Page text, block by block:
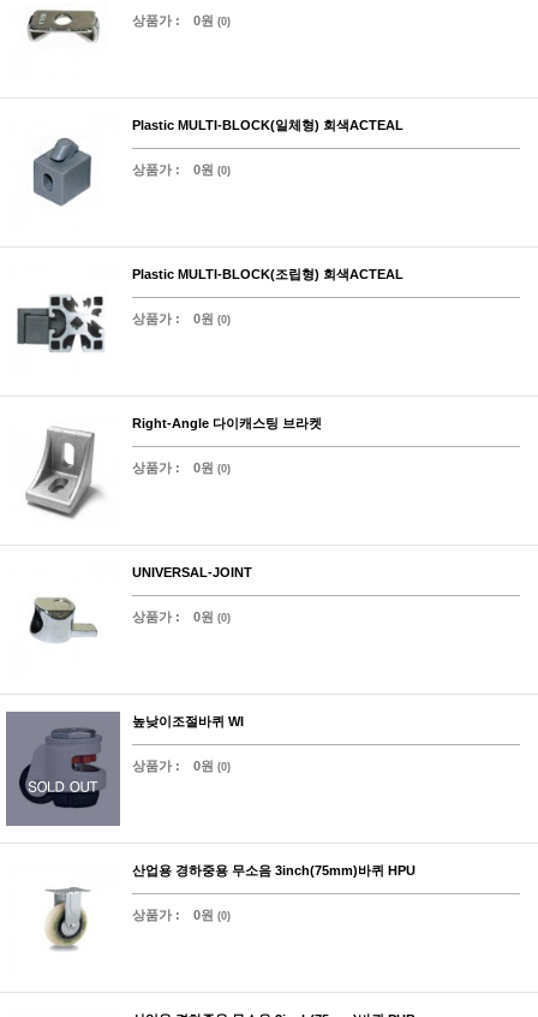
상품가 : 0원 (0)
Plastic MULTI-BLOCK(일체형) 회색ACTEAL
상품가 : 0원 (0)
Plastic MULTI-BLOCK(조립형) 회색ACTEAL
상품가 : 0원 (0)
Right-Angle 다이캐스팅 브라켓
상품가 : 0원 (0)
UNIVERSAL-JOINT
상품가 : 0원 (0)
높낮이조절바퀴 WI
상품가 : 0원 (0)
산업용 경하중용 무소음 3inch(75mm)바퀴 HPU
상품가 : 0원 (0)